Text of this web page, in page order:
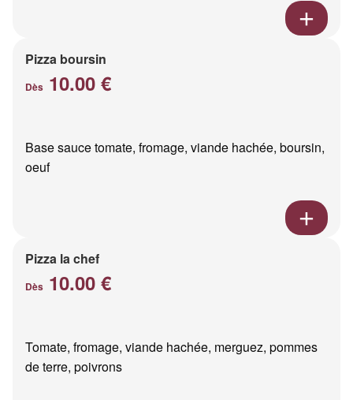
Pizza boursin
Dès 10.00 €
Base sauce tomate, fromage, viande hachée, boursin,
oeuf
Pizza la chef
Dès 10.00 €
Tomate, fromage, viande hachée, merguez, pommes
de terre, poivrons